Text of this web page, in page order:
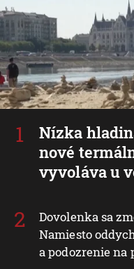
Nízka
nové
vyvoláva u
Dovolenka sa
Namiesto
a podozrenie na